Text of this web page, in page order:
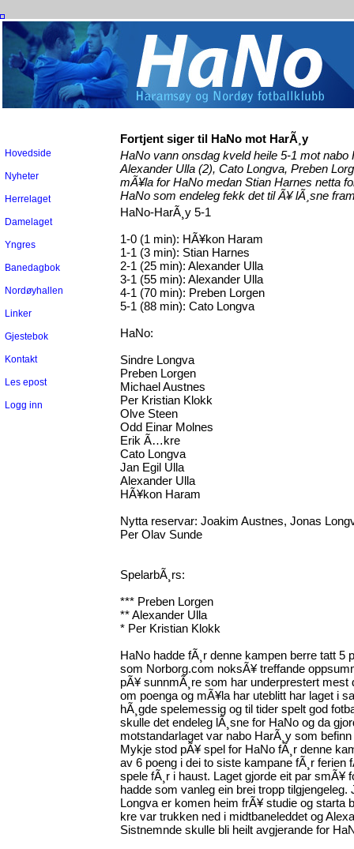
Hovedside
Nyheter
Herrelaget
Damelaget
Yngres
Banedagbok
Nordøyhallen
Linker
Gjestebok
Kontakt
Les epost
Logg inn
Fortjent siger til HaNo mot HarÃ¸y
HaNo vann onsdag kveld heile 5-1 mot nabo
Alexander Ulla (2), Cato Longva, Preben
mÃ¥la for HaNo medan Stian Harnes netta
HaNo som endeleg fekk det til Ã¥ lÃ¸sne
HaNo-HarÃ¸y 5-1
1-0 (1 min): HÃ¥kon Haram
1-1 (3 min): Stian Harnes
2-1 (25 min): Alexander Ulla
3-1 (55 min): Alexander Ulla
4-1 (70 min): Preben Lorgen
5-1 (88 min): Cato Longva
HaNo:
Sindre Longva
Preben Lorgen
Michael Austnes
Per Kristian Klokk
Olve Steen
Odd Einar Molnes
Erik Ã…kre
Cato Longva
Jan Egil Ulla
Alexander Ulla
HÃ¥kon Haram
Nytta reservar: Joakim Austnes, Jonas
Per Olav Sunde
SpelarbÃ¸rs:
*** Preben Lorgen
** Alexander Ulla
* Per Kristian Klokk
HaNo hadde fÃ¸r denne kampen berre tatt 5
som Norborg.com noksÃ¥ treffande
pÃ¥ sunnmÃ¸re som har underprestert mest
om poenga og mÃ¥la har uteblitt har laget i
hÃ¸gde spelemessig og til tider spelt god
skulle det endeleg lÃ¸sne for HaNo og da
motstandarlaget var nabo HarÃ¸y som
Mykje stod pÃ¥ spel for HaNo fÃ¸r denne
av 6 poeng i dei to siste kampane fÃ¸r ferien
spele fÃ¸r i haust. Laget gjorde eit par smÃ¥
hadde som vanleg ein brei tropp
Longva er komen heim frÃ¥ studie og
kre var trukken ned i midtbaneleddet og
Sistnemnde skulle bli heilt avgjerande for